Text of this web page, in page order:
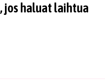
jos haluat laihtua